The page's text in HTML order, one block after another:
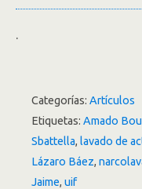
.
Categorías: Artículos
Etiquetas: Amado
Sbattella, lavado de
Lázaro Báez,
Jaime, uif